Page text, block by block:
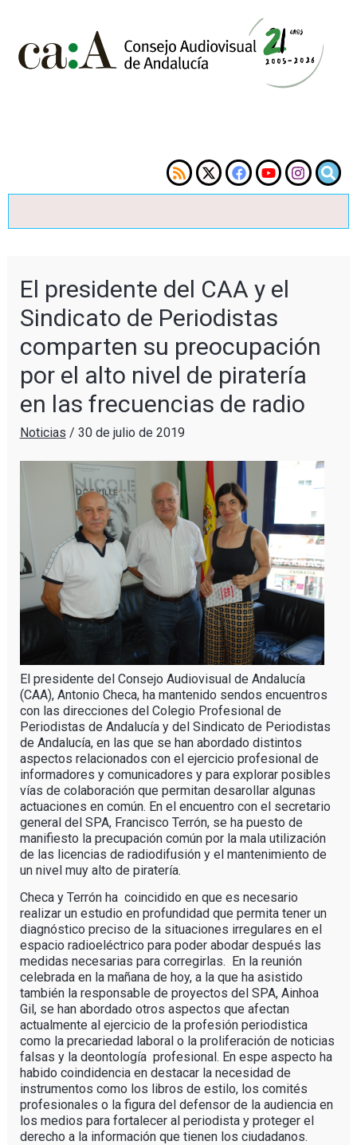
El presidente del CAA y el
Sindicato de Periodistas
comparten su preocupación
por el alto nivel de piratería
en las frecuencias de radio
Noticias / 30 de julio de 2019
El presidente del Consejo Audiovisual de Andalucía
(CAA), Antonio Checa, ha mantenido sendos encuentros
con las direcciones del Colegio Profesional de
Periodistas de Andalucía y del Sindicato de Periodistas
de Andalucía, en las que se han abordado distintos
aspectos relacionados con el ejercicio profesional de
informadores y comunicadores y para explorar posibles
vías de colaboración que permitan desarollar algunas
actuaciones en común. En el encuentro con el secretario
general del SPA, Francisco Terrón, se ha puesto de
manifiesto la precupación común por la mala utilización
de las licencias de radiodifusión y el mantenimiento de
un nivel muy alto de piratería.
Checa y Terrón ha coincidido en que es necesario
realizar un estudio en profundidad que permita tener un
diagnóstico preciso de la situaciones irregulares en el
espacio radioeléctrico para poder abodar después las
medidas necesarias para corregirlas. En la reunión
celebrada en la mañana de hoy, a la que ha asistido
también la responsable de proyectos del SPA, Ainhoa
Gil, se han abordado otros aspectos que afectan
actualmente al ejercicio de la profesión periodistica
como la precariedad laboral o la proliferación de noticias
falsas y la deontología profesional. En espe aspecto ha
habido coindidencia en destacar la necesidad de
instrumentos como los libros de estilo, los comités
profesionales o la figura del defensor de la audiencia en
los medios para fortalecer al periodista y proteger el
derecho a la información que tienen los ciudadanos.